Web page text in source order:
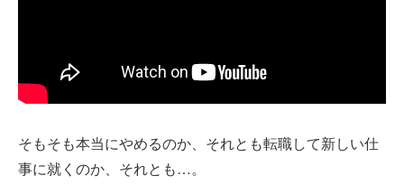
そもそも本当にやめるのか、それとも転職して新しい仕
事に就くのか、それとも…。